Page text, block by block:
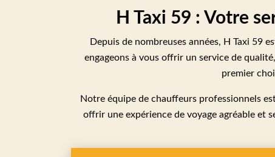
H Taxi 59 : Votre
Depuis de nombreuses années, H Taxi 59
engageons à vous offrir un service de
premier
Notre équipe de chauffeurs professionnels
offrir une expérience de voyage agréable et